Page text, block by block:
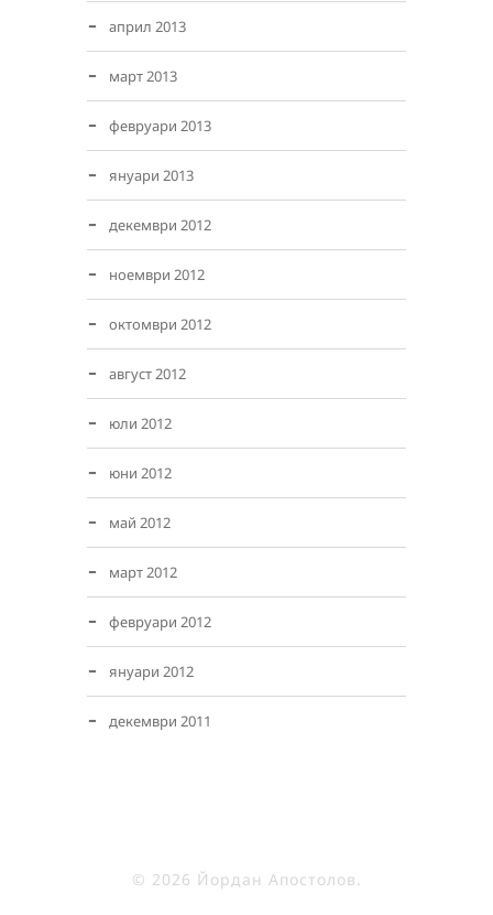
април 2013
март 2013
февруари 2013
януари 2013
декември 2012
ноември 2012
октомври 2012
август 2012
юли 2012
юни 2012
май 2012
март 2012
февруари 2012
януари 2012
декември 2011
© 2026 Йордан Апостолов.